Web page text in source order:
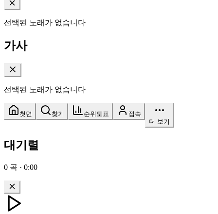
선택된 노래가 없습니다
가사
선택된 노래가 없습니다
첫면 찾기 순위도표
접속
더 보기
대기렬
0 곡 · 0:00